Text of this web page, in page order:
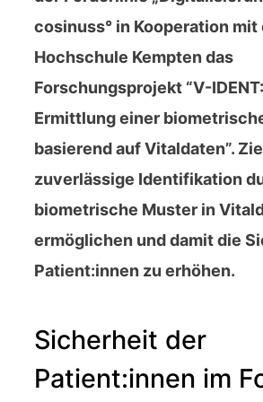
cosinuss° in Kooperation mit
Hochschule Kempten das
Forschungsprojekt “V-
Ermittlung einer
basierend auf Vitaldaten”.
zuverlässige Identifikation
biometrische Muster in
ermöglichen und damit die
Patient:innen zu erhöhen.
Sicherheit der
Patient:innen im